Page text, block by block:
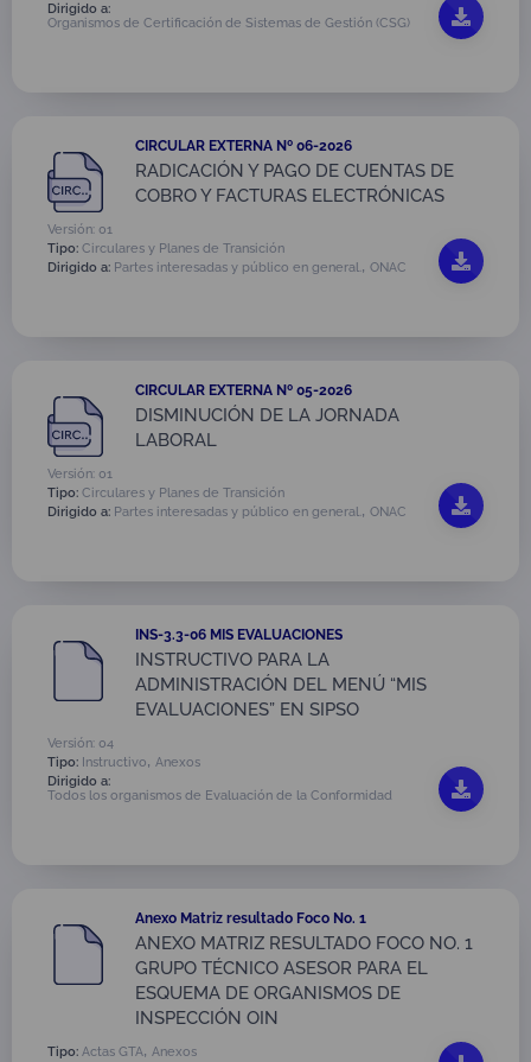
Dirigido a:
Organismos de Certificación de Sistemas de Gestión (CSG)
CIRCULAR EXTERNA Nº 06-2026
RADICACIÓN Y PAGO DE CUENTAS DE
COBRO Y FACTURAS ELECTRÓNICAS
Versión: 01
Tipo: Circulares y Planes de Transición
Dirigido a: Partes interesadas y público en general., ONAC
CIRCULAR EXTERNA Nº 05-2026
DISMINUCIÓN DE LA JORNADA
LABORAL
Versión: 01
Tipo: Circulares y Planes de Transición
Dirigido a: Partes interesadas y público en general., ONAC
INS-3.3-06 MIS EVALUACIONES
INSTRUCTIVO PARA LA
ADMINISTRACIÓN DEL MENÚ “MIS
EVALUACIONES” EN SIPSO
Versión: 04
Tipo: Instructivo, Anexos
Dirigido a:
Todos los organismos de Evaluación de la Conformidad
Anexo Matriz resultado Foco No. 1
ANEXO MATRIZ RESULTADO FOCO NO. 1
GRUPO TÉCNICO ASESOR PARA EL
ESQUEMA DE ORGANISMOS DE
INSPECCIÓN OIN
Tipo: Actas GTA, Anexos